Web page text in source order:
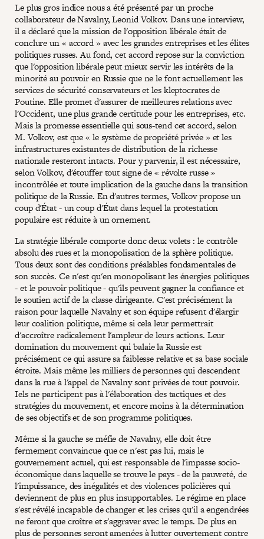
Le plus gros indice nous a été présenté par un proche
collaborateur de Navalny, Leonid Volkov. Dans une interview,
il a déclaré que la mission de l'opposition libérale était de
conclure un « accord » avec les grandes entreprises et les élites
politiques russes. Au fond, cet accord repose sur la conviction
que l'opposition libérale peut mieux servir les intérêts de la
minorité au pouvoir en Russie que ne le font actuellement les
services de sécurité conservateurs et les kleptocrates de
Poutine. Elle promet d'assurer de meilleures relations avec
l'Occident, une plus grande certitude pour les entreprises, etc.
Mais la promesse essentielle qui sous-tend cet accord, selon
M. Volkov, est que « le système de propriété privée » et les
infrastructures existantes de distribution de la richesse
nationale resteront intacts. Pour y parvenir, il est nécessaire,
selon Volkov, d'étouffer tout signe de « révolte russe »
incontrôlée et toute implication de la gauche dans la transition
politique de la Russie. En d'autres termes, Volkov propose un
coup d'État - un coup d'État dans lequel la protestation
populaire est réduite à un ornement.
La stratégie libérale comporte donc deux volets : le contrôle
absolu des rues et la monopolisation de la sphère politique.
Tous deux sont des conditions préalables fondamentales de
son succès. Ce n'est qu'en monopolisant les énergies politiques
- et le pouvoir politique - qu'ils peuvent gagner la confiance et
le soutien actif de la classe dirigeante. C'est précisément la
raison pour laquelle Navalny et son équipe refusent d'élargir
leur coalition politique, même si cela leur permettrait
d'accroître radicalement l'ampleur de leurs actions. Leur
domination du mouvement qui balaie la Russie est
précisément ce qui assure sa faiblesse relative et sa base sociale
étroite. Mais même les milliers de personnes qui descendent
dans la rue à l'appel de Navalny sont privées de tout pouvoir.
Iels ne participent pas à l'élaboration des tactiques et des
stratégies du mouvement, et encore moins à la détermination
de ses objectifs et de son programme politiques.
Même si la gauche se méfie de Navalny, elle doit être
fermement convaincue que ce n'est pas lui, mais le
gouvernement actuel, qui est responsable de l'impasse socio-
économique dans laquelle se trouve le pays - de la pauvreté, de
l'impuissance, des inégalités et des violences policières qui
deviennent de plus en plus insupportables. Le régime en place
s'est révélé incapable de changer et les crises qu'il a engendrées
ne feront que croître et s'aggraver avec le temps. De plus en
plus de personnes seront amenées à lutter ouvertement contre